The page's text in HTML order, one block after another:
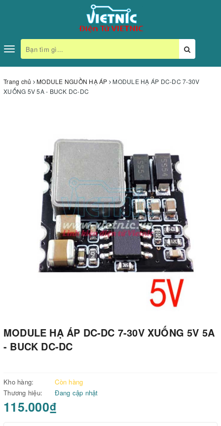
Toggle
navigation
Trang chủ MODULE NGUỒN HẠ ÁP
MODULE HẠ ÁP DC-DC 7-30V
XUỐNG 5V 5A - BUCK DC-DC
MODULE HẠ ÁP DC-DC 7-30V XUỐNG 5V 5A
- BUCK DC-DC
Kho hàng:
Còn hàng
Thương hiệu:
Đang cập nhật
115.000₫